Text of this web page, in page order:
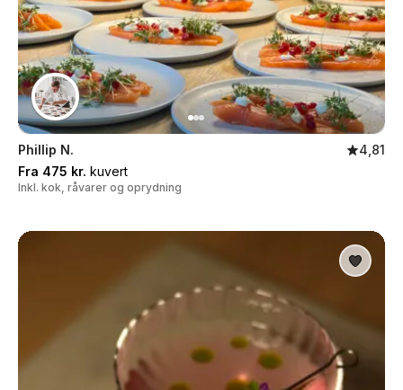
Phillip N.
4,81
Fra 475 kr. kuvert
Inkl. kok, råvarer og oprydning